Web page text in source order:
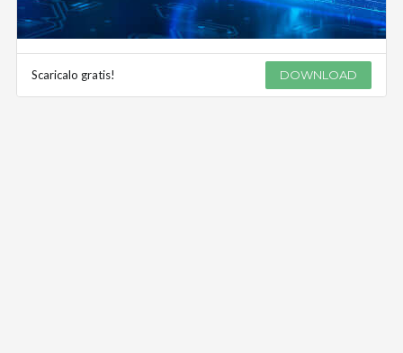
Scaricalo gratis! DOWNLOAD